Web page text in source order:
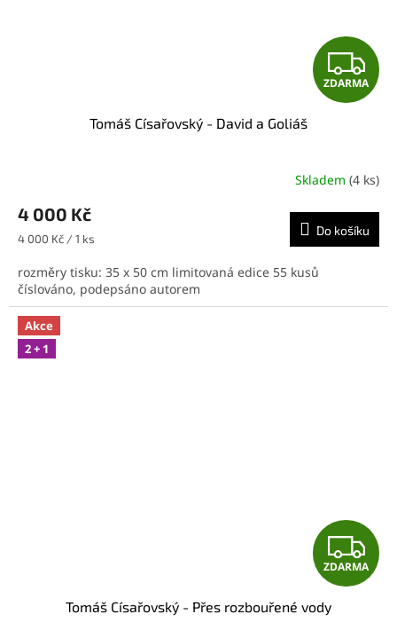
Z
D
R
M
A
ZDARMA
Tomáš Císařovský - David a Goliáš
Skladem (4 ks)
4 000 Kč
Měrná
4 000 Kč / 1 ks
Do košíku
rozměry tisku: 35 x 50 cm limitovaná edice 55 kusů
číslováno, podepsáno autorem
Akce
2 + 1
Z
D
ZDARMA
Tomáš Císařovský - Přes rozbouřené vody